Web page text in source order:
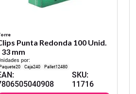
Punta Redonda 100 Unid.
33 mm
por:
20 240 12480
:
SKU:
11716